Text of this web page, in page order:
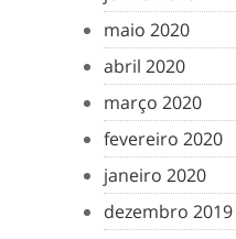
maio 2020
abril 2020
março 2020
fevereiro 2020
janeiro 2020
dezembro 2019